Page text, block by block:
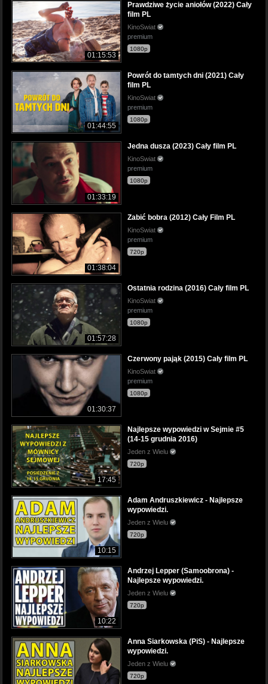
01:15:53
Prawdziwe życie aniołów (2022) Cały
film PL
KinoSwiat
premium
1080p
01:44:55
Powrót do tamtych dni (2021) Cały
film PL
KinoSwiat
premium
1080p
01:33:19
Jedna dusza (2023) Cały film PL
KinoSwiat
premium
1080p
01:38:04
Zabić bobra (2012) Cały Film PL
KinoSwiat
premium
720p
01:57:28
Ostatnia rodzina (2016) Cały film PL
KinoSwiat
premium
1080p
01:30:37
Czerwony pająk (2015) Cały film PL
KinoSwiat
premium
1080p
17:45
Najlepsze wypowiedzi w Sejmie #5
(14-15 grudnia 2016)
Jeden z Wielu
720p
10:15
Adam Andruszkiewicz - Najlepsze
wypowiedzi.
Jeden z Wielu
720p
10:22
Andrzej Lepper (Samoobrona) -
Najlepsze wypowiedzi.
Jeden z Wielu
720p
Anna Siarkowska (PiS) - Najlepsze
wypowiedzi.
Jeden z Wielu
720p